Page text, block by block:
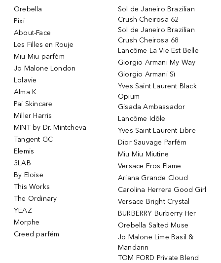
Orebella
Pixi
About-Face
Les Filles en Rouje
Miu Miu parfém
Jo Malone London
Lolavie
Alma K
Pai Skincare
Miller Harris
MINT by Dr. Mintcheva
Tangent GC
Elemis
3LAB
By Eloise
This Works
The Ordinary
YEAZ
Morphe
Creed parfém
Sol de Janeiro Brazilian
Crush Cheirosa 62
Sol de Janeiro Brazilian
Crush Cheirosa 68
Lancôme La Vie Est Belle
Giorgio Armani My Way
Giorgio Armani Sì
Yves Saint Laurent Black
Opium
Gisada Ambassador
Lancôme Idôle
Yves Saint Laurent Libre
Dior Sauvage Parfém
Miu Miu Miutine
Versace Eros Flame
Ariana Grande Cloud
Carolina Herrera Good Girl
Versace Bright Crystal
BURBERRY Burberry Her
Orebella Salted Muse
Jo Malone Lime Basil &
Mandarin
TOM FORD Private Blend